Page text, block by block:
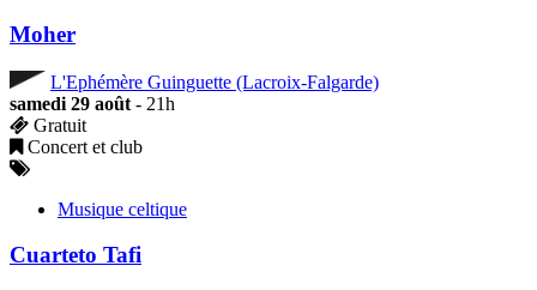
Moher
L'Ephémère Guinguette (Lacroix-Falgarde)
samedi 29 août - 21h
Gratuit
Concert et club
Musique celtique
Cuarteto Tafi